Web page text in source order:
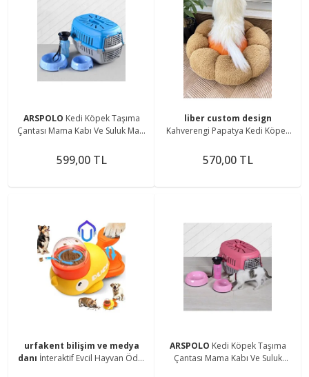
ARSPOLO Kedi Köpek Taşıma
Çantası Mama Kabı Ve Suluk Mavi
599,00 TL
liber custom design
Kahverengi Papatya Kedi Köpek
570,00 TL
urfakent bilişim ve medya
danı İnteraktif Evcil Hayvan Ödül
ARSPOLO Kedi Köpek Taşıma
Çantası Mama Kabı Ve Suluk